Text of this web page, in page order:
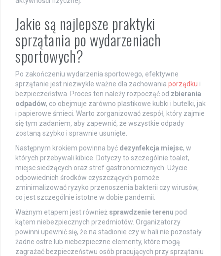
Jakie są najlepsze praktyki
sprzątania po wydarzeniach
sportowych?
Po zakończeniu wydarzenia sportowego, efektywne
sprzątanie jest niezwykle ważne dla zachowania porządku i
bezpieczeństwa. Proces ten należy rozpocząć od zbierania
odpadów, co obejmuje zarówno plastikowe kubki i butelki, jak
i papierowe śmieci. Warto zorganizować zespół, który zajmie
się tym zadaniem, aby zapewnić, że wszystkie odpady
zostaną szybko i sprawnie usunięte.
Następnym krokiem powinna być dezynfekcja miejsc, w
których przebywali kibice. Dotyczy to szczególnie toalet,
miejsc siedzących oraz stref gastronomicznych. Użycie
odpowiednich środków czyszczących pomoże
zminimalizować ryzyko przenoszenia bakterii czy wirusów,
co jest szczególnie istotne w dobie pandemii.
Ważnym etapem jest również sprawdzenie terenu pod
kątem niebezpiecznych przedmiotów. Organizatorzy
powinni upewnić się, że na stadionie czy w hali nie pozostały
żadne ostre lub niebezpieczne elementy, które mogą
zagrażać bezpieczeństwu osób pracujących przy sprzątaniu